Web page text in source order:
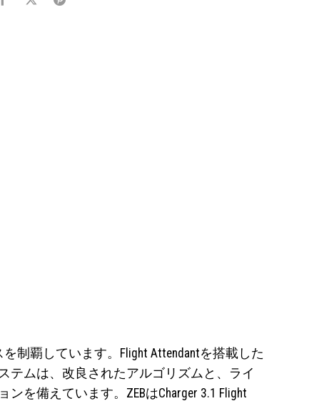
制覇しています。Flight Attendantを搭載した
テムは、改良されたアルゴリズムと、ライ
を備えています。ZEBはCharger 3.1 Flight